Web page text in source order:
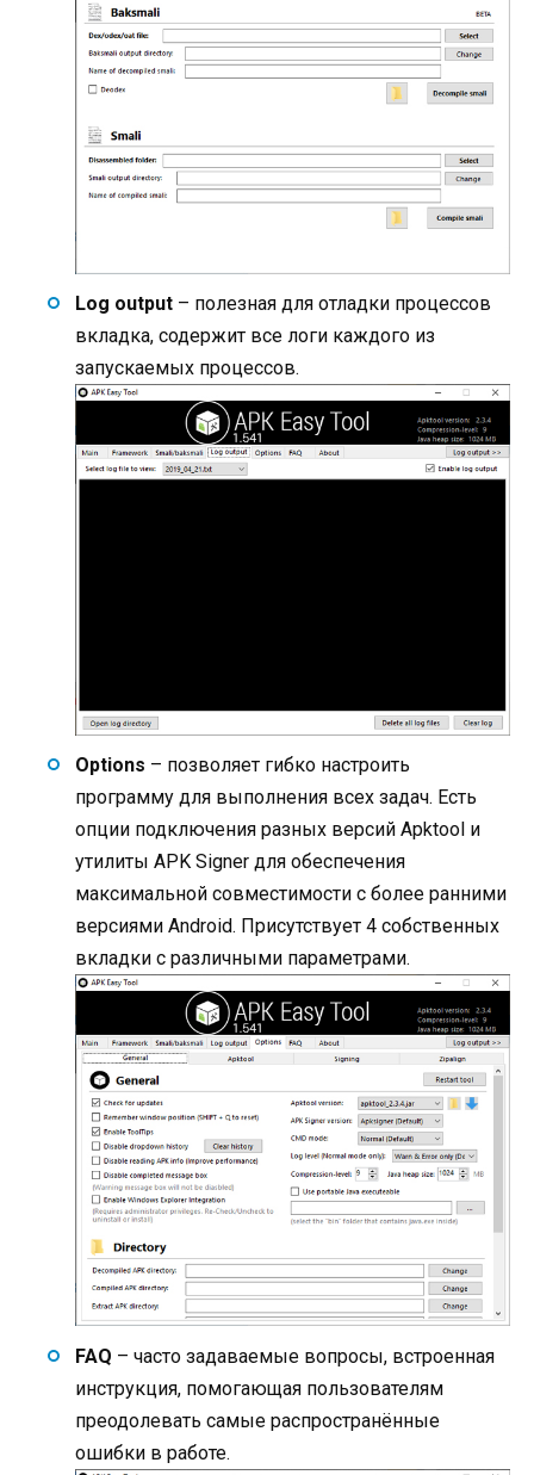
Log output – полезная для отладки процессов
вкладка, содержит все логи каждого из
запускаемых процессов.
Options – позволяет гибко настроить
программу для выполнения всех задач. Есть
опции подключения разных версий Apktool и
утилиты APK Signer для обеспечения
максимальной совместимости с более ранними
версиями Android. Присутствует 4 собственных
вкладки с различными параметрами.
FAQ – часто задаваемые вопросы, встроенная
инструкция, помогающая пользователям
преодолевать самые распространённые
ошибки в работе.